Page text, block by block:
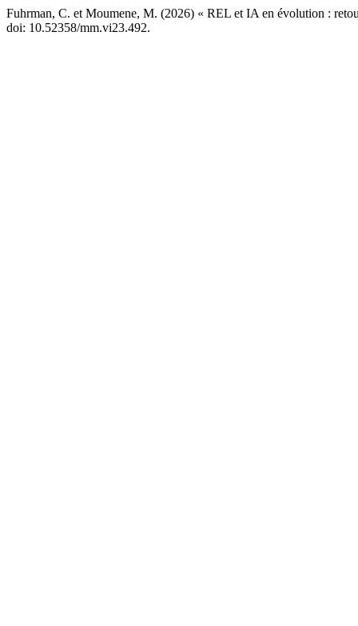
Fuhrman, C. et Moumene, M. (2026) « REL et IA en évolution :
doi: 10.52358/mm.vi23.492.